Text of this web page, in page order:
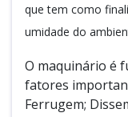
que tem como
umidade do
O maquinário é
fatores
Ferrugem;